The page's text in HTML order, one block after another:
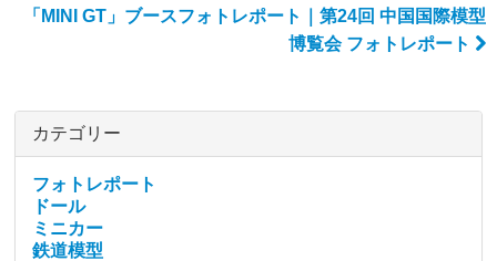
「MINI GT」ブースフォトレポート｜第24回 中国国際模型
博覧会 フォトレポート
カテゴリー
フォトレポート
ドール
ミニカー
鉄道模型